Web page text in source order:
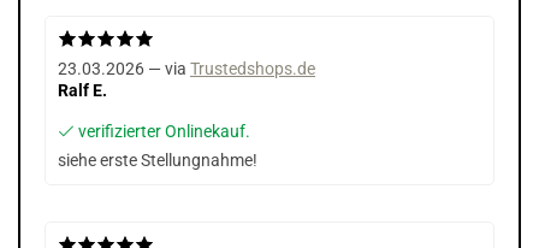
23.03.2026 — via Trustedshops.de
Ralf E.
verifizierter Onlinekauf.
siehe erste Stellungnahme!